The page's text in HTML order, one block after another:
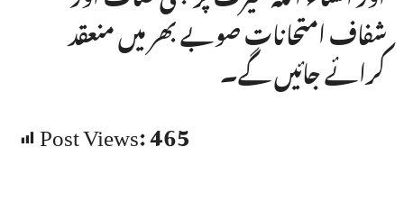
شفاف امتحانات صوبے بھر میں منعقد
کرائے جائیں گے۔
Post Views:465